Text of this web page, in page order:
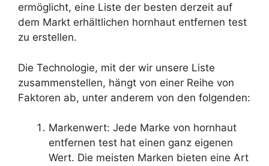
ermöglicht, eine Liste der besten derzeit auf
dem Markt erhältlichen hornhaut entfernen test
zu erstellen.
Die Technologie, mit der wir unsere Liste
zusammenstellen, hängt von einer Reihe von
Faktoren ab, unter anderem von den folgenden:
Markenwert: Jede Marke von hornhaut
entfernen test hat einen ganz eigenen
Wert. Die meisten Marken bieten eine Art